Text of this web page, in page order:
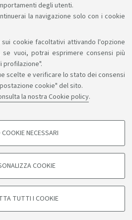
degli utenti.
la navigazione solo con i cookie
cookie facoltativi attivando l'opzione
vuoi, potrai esprimere consensi più
profilazione".
scelte e verificare lo stato dei consensi
cookie" del sito.
la nostra Cookie policy.
- FACOLTATIVI
al loro comportamento sul sito, per analisi
NECESSARI
COOKIE
TUTTI I COOKIE
diritto alla conoscenza
Seguici su:
- 40126 Bologna - PI: 01131710376 -
80007010376
sul sito e accessibilità
cookie